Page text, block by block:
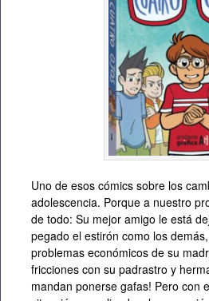
Uno de esos cómics sobre los
adolescencia. Porque a nuestro
de todo: Su mejor amigo le está
pegado el estirón como los
problemas económicos de su
fricciones con su padrastro y
mandan ponerse gafas! Pero con